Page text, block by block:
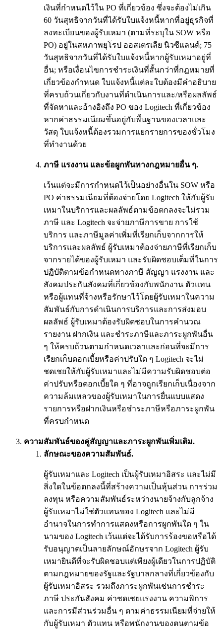
เงินที่กำหนดไว้ใน PO ที่เกี่ยวข้อง ซึ่งจะต้องไม่เกิน
60 วันสุทธิจากวันที่ได้รับใบแจ้งหนี้หากที่อยู่ธุรกิจที่
ลงทะเบียนของผู้รับเหมา (ตามที่ระบุใน SOW หรือ
PO) อยู่ในสหภาพยุโรป ออสเตรเลีย นิวซีแลนด์; 75
วันสุทธิจากวันที่ได้รับใบแจ้งหนี้หากผู้รับเหมาอยู่ที่
อื่น; หรือเงื่อนไขการชำระเงินที่สั้นกว่าที่กฎหมายที่
เกี่ยวข้องกำหนด ใบแจ้งหนี้แต่ละใบต้องมีคำอธิบาย
ที่ครบถ้วนเกี่ยวกับงานที่ดำเนินการและ/หรือผลลัพธ์
ที่จัดหาและอ้างอิงถึง PO ของ Logitech ที่เกี่ยวข้อง
หากค่าธรรมเนียมขึ้นอยู่กับพื้นฐานของเวลาและ
วัสดุ ใบแจ้งหนี้ต้องรวมการแยกรายการของชั่วโมง
ที่ทำงานด้วย
ภาษี แรงงาน และข้อผูกพันทางกฎหมายอื่น ๆ.
เว้นแต่จะมีการกำหนดไว้เป็นอย่างอื่นใน SOW หรือ
PO ค่าธรรมเนียมที่ต้องจ่ายโดย Logitech ให้กับผู้รับ
เหมาในบริการและผลลัพธ์ตามข้อตกลงจะไม่รวม
ภาษี และ Logitech จะจ่ายภาษีการขาย การใช้
บริการ และภาษีมูลค่าเพิ่มที่เรียกเก็บจากการให้
บริการและผลลัพธ์ ผู้รับเหมาต้องจ่ายภาษีที่เรียกเก็บ
จากรายได้ของผู้รับเหมา และรับผิดชอบเต็มที่ในการ
ปฏิบัติตามข้อกำหนดทางภาษี สัญญา แรงงาน และ
สังคมประกันสังคมที่เกี่ยวข้องกับพนักงาน ตัวแทน
หรือผู้แทนที่จ้างหรือรักษาไว้โดยผู้รับเหมาในความ
สัมพันธ์กับการดำเนินการบริการและการส่งมอบ
ผลลัพธ์ ผู้รับเหมาต้องรับผิดชอบในการคำนวณ
รายงาน ฝากเงิน และชำระภาษีและภาระผูกพันอื่น
ๆ ให้ครบถ้วนตามกำหนดเวลาและก่อนที่จะมีการ
เรียกเก็บดอกเบี้ยหรือค่าปรับใด ๆ Logitech จะไม่
ชดเชยให้กับผู้รับเหมาและไม่มีความรับผิดชอบต่อ
ค่าปรับหรือดอกเบี้ยใด ๆ ที่อาจถูกเรียกเก็บเนื่องจาก
ความล้มเหลวของผู้รับเหมาในการยื่นแบบแสดง
รายการหรือฝากเงินหรือชำระภาษีหรือภาระผูกพัน
ที่ครบกำหนด
ความสัมพันธ์ของคู่สัญญาและภาระผูกพันเพิ่มเติม.
ลักษณะของความสัมพันธ์.
ผู้รับเหมาและ Logitech เป็นผู้รับเหมาอิสระ และไม่มี
สิ่งใดในข้อตกลงนี้ที่สร้างความเป็นหุ้นส่วน การร่วม
ลงทุน หรือความสัมพันธ์ระหว่างนายจ้างกับลูกจ้าง
ผู้รับเหมาไม่ใช่ตัวแทนของ Logitech และไม่มี
อำนาจในการทำการแสดงหรือการผูกพันใด ๆ ใน
นามของ Logitech เว้นแต่จะได้รับการร้องขอหรือได้
รับอนุญาตเป็นลายลักษณ์อักษรจาก Logitech ผู้รับ
เหมายินดีที่จะรับผิดชอบแต่เพียงผู้เดียวในการปฏิบัติ
ตามกฎหมายของรัฐและรัฐบาลกลางที่เกี่ยวข้องกับ
ผู้รับเหมาอิสระ รวมถึงภาระผูกพันเช่นการชำระ
ภาษี ประกันสังคม ค่าชดเชยแรงงาน ความพิการ
และการมีส่วนร่วมอื่น ๆ ตามค่าธรรมเนียมที่จ่ายให้
กับผู้รับเหมา ตัวแทน หรือพนักงานของตนตามข้อ